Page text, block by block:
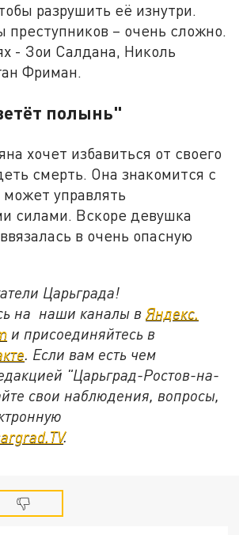
разрушить её изнутри.
преступников – очень сложно.
- Зои Салдана, Николь
Фриман.
полынь"
хочет избавиться от своего
смерть. Она знакомится с
может управлять
силами. Вскоре девушка
в очень опасную
Царьграда!
на наши каналы вЯндекс.
и присоединяйтесь в
. Если вам есть чем
"Царьград-Ростов-на-
свои наблюдения, вопросы,
.